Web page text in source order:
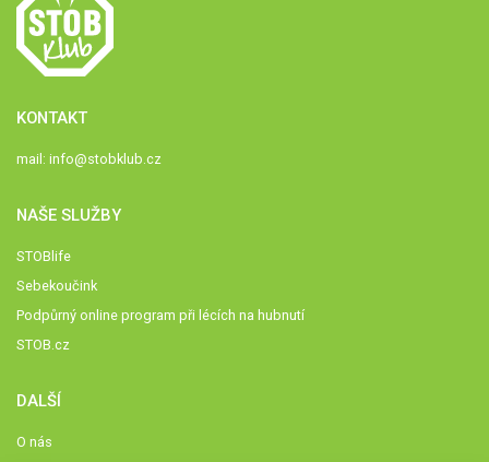
KONTAKT
mail: info@stobklub.cz
NAŠE SLUŽBY
STOBlife
Sebekoučink
Podpůrný online program při lécích na hubnutí
STOB.cz
DALŠÍ
O nás